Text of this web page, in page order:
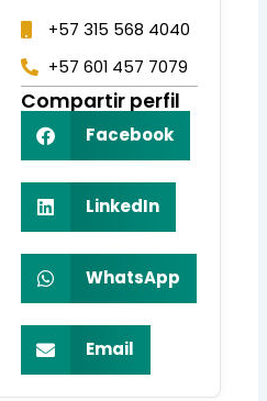
+57 315 568 4040
+57 601 457 7079
Compartir perfil
Facebook
LinkedIn
WhatsApp
Email